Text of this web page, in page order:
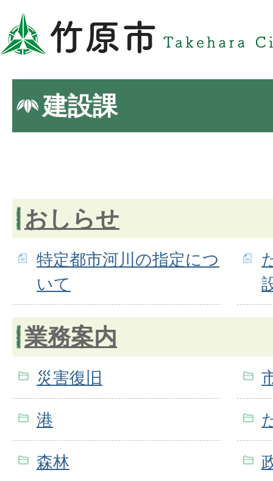
建設課
おしらせ
特定都市河川の指定につ
いて
業務案内
災害復旧
港
森林